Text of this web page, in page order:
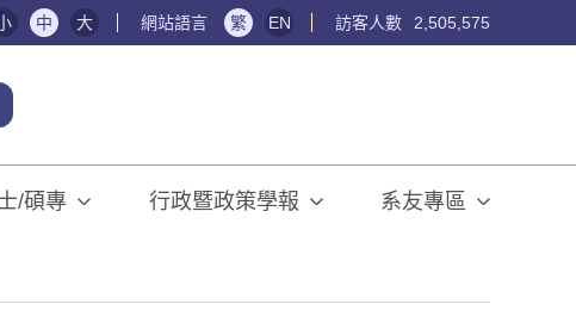
中 大 網站語言 繁 EN 訪客人數 2,505,575
/碩專 行政暨政策學報 系友專區